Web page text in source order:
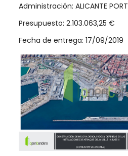
Administración: ALICANTE PORT
Presupuesto: 2.103.063,25 €
Fecha de entrega: 17/09/2019